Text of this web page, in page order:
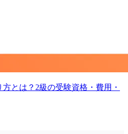
とは？2級の受験資格・費用・